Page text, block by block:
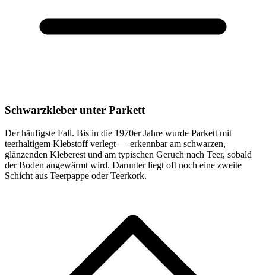
Schwarzkleber unter Parkett
Der häufigste Fall. Bis in die 1970er Jahre wurde Parkett mit
teerhaltigem Klebstoff verlegt — erkennbar am schwarzen,
glänzenden Kleberest und am typischen Geruch nach Teer, sobald
der Boden angewärmt wird. Darunter liegt oft noch eine zweite
Schicht aus Teerpappe oder Teerkork.